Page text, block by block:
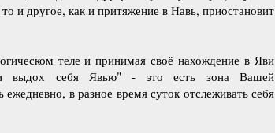
и другое, как и притяжение в Навь, приостановит
теле и принимая своё нахождение в Яви
выдох себя Явью" - это есть зона Вашей
ежедневно, в разное время суток отслеживать себя